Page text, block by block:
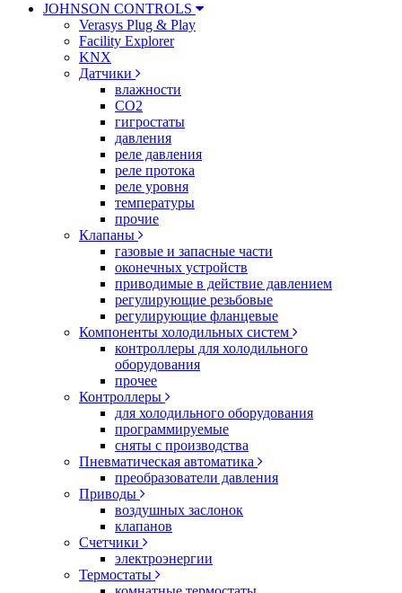
JOHNSON CONTROLS
Verasys Plug & Play
Facility Explorer
KNX
Датчики
влажности
CO2
гигростаты
давления
реле давления
реле протока
реле уровня
температуры
прочие
Клапаны
газовые и запасные части
оконечных устройств
приводимые в действие давлением
регулирующие резьбовые
регулирующие фланцевые
Компоненты холодильных систем
контроллеры для холодильного
оборудования
прочее
Контроллеры
для холодильного оборудования
программируемые
сняты с производства
Пневматическая автоматика
преобразователи давления
Приводы
воздушных заслонок
клапанов
Счетчики
электроэнергии
Термостаты